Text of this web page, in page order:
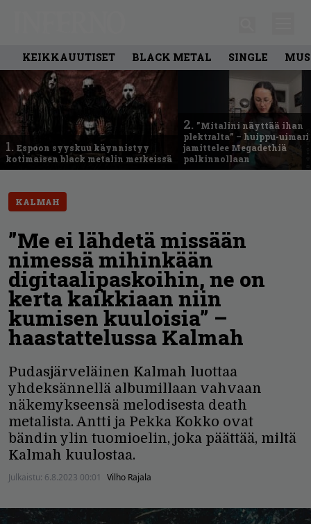
KEIKKAUUTISET BLACK METAL SINGLE
1. Espoon syyskuu käynnistyy
kotimaisen black metalin merkeissä
2. ”Mitalini näyttää ihan
plektralta” – huippu-uimari
jamittelee Megadethiä
palkinnollaan
KALMAH
”Me ei lähdetä missään
nimessä mihinkään
digitaalipaskoihin, ne on
kerta kaikkiaan niin
kumisen kuuloisia” –
haastattelussa Kalmah
Pudasjärveläinen Kalmah luottaa
yhdeksännellä albumillaan vahvaan
näkemykseensä melodisesta death
metalista. Antti ja Pekka Kokko ovat
bändin ylin tuomioelin, joka päättää, miltä
Kalmah kuulostaa.
Julkaistu: 6.8.2023 00:01 Vilho Rajala